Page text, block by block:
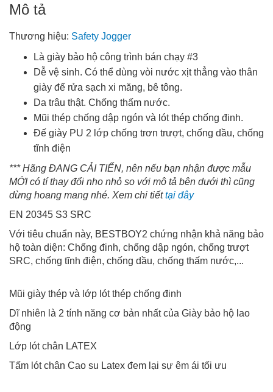
Mô tả
Thương hiệu: Safety Jogger
Là giày bảo hộ công trình bán chạy #3
Dễ vệ sinh. Có thể dùng vòi nước xịt thẳng vào thân
giày để rửa sạch xi măng, bê tông.
Da trâu thật. Chống thấm nước.
Mũi thép chống dập ngón và lót thép chống đinh.
Đế giày PU 2 lớp chống trơn trượt, chống dầu, chống
tĩnh điện
*** Hãng ĐANG CẢI TIẾN, nên nếu bạn nhận được mẫu
MỚI có tí thay đổi nho nhỏ so với mô tả bên dưới thì cũng
dừng hoang mang nhé. Xem chi tiếttại đây
EN 20345 S3 SRC
Với tiêu chuẩn này, BESTBOY2 chứng nhận khả năng bảo
hộ toàn diện: Chống đinh, chống dập ngón, chống trượt
SRC, chống tĩnh điện, chống dầu, chống thấm nước,...
Mũi giày thép và lớp lót thép chống đinh
Dĩ nhiên là 2 tính năng cơ bản nhất của Giày bảo hộ lao
động
Lớp lót chân LATEX
Tấm lót chân Cao su Latex đem lại sự êm ái tối ưu